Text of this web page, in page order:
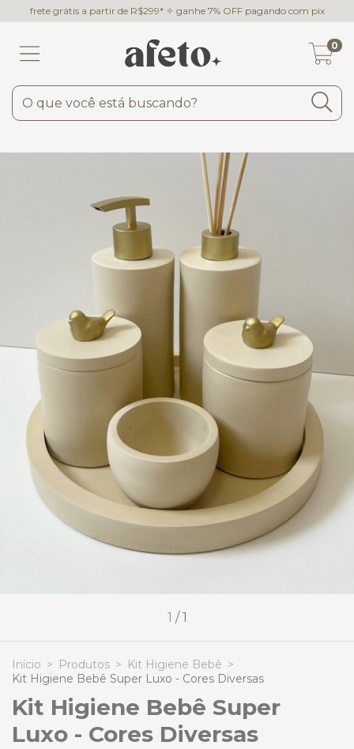
frete grátis a partir de R$299* ✧ ganhe 7% OFF pagando com pix
0
1 / 1
Início > Produtos > Kit Higiene Bebê >
Kit Higiene Bebê Super Luxo - Cores Diversas
Kit Higiene Bebê Super
Luxo - Cores Diversas